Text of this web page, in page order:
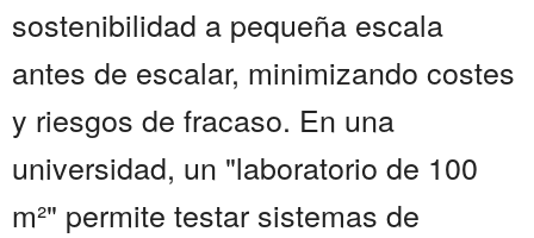
sostenibilidad a pequeña escala
antes de escalar, minimizando costes
y riesgos de fracaso. En una
universidad, un "laboratorio de 100
m²" permite testar sistemas de